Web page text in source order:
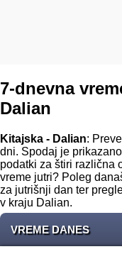
7-dnevna
Dalian
Kitajska - Dalian:
dni. Spodaj je
podatki za štiri različna
vreme jutri? Poleg
za jutrišnji dan ter
v kraju Dalian.
VREME DANES